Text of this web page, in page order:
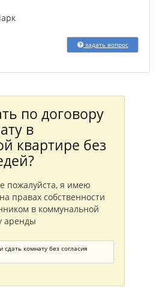
задать вопрос
по договору
в
квартире без
пожалуйста, я имею
правах собственности
в коммунальной
аренды
сдать комнату без согласия